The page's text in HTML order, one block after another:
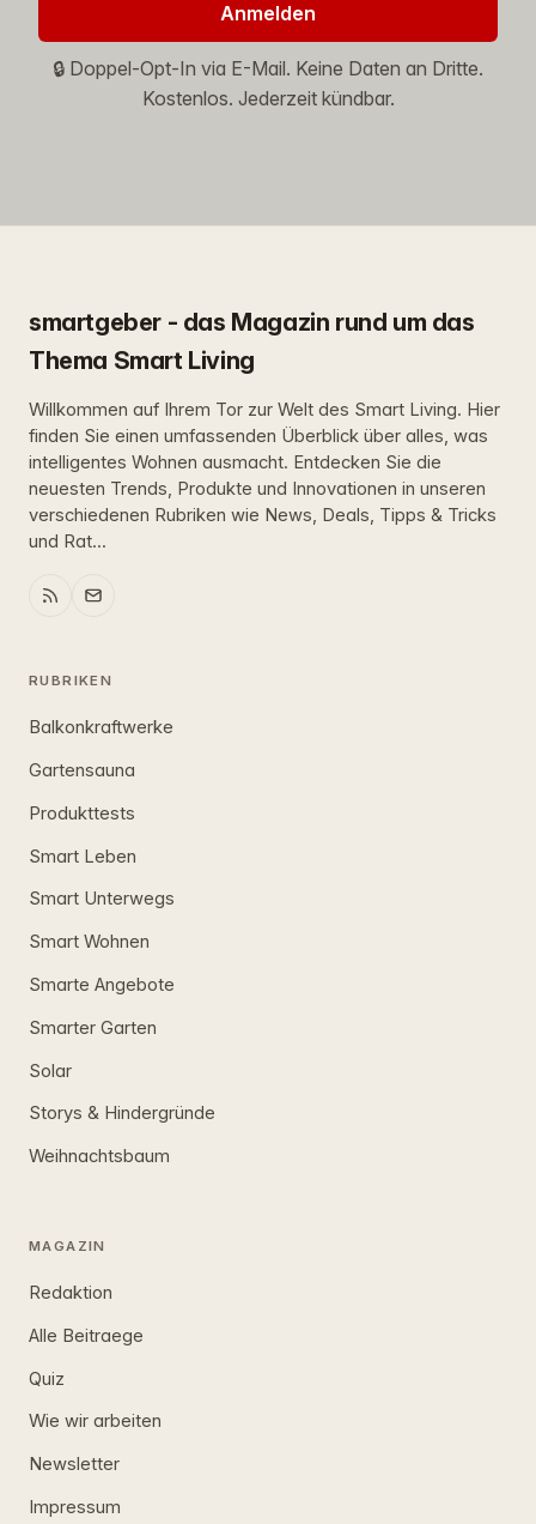
Anmelden
🔒 Doppel-Opt-In via E-Mail. Keine Daten an Dritte.
Kostenlos. Jederzeit kündbar.
smartgeber - das Magazin rund um das
Thema Smart Living
Willkommen auf Ihrem Tor zur Welt des Smart Living. Hier
finden Sie einen umfassenden Überblick über alles, was
intelligentes Wohnen ausmacht. Entdecken Sie die
neuesten Trends, Produkte und Innovationen in unseren
verschiedenen Rubriken wie News, Deals, Tipps & Tricks
und Rat...
RUBRIKEN
Balkonkraftwerke
Gartensauna
Produkttests
Smart Leben
Smart Unterwegs
Smart Wohnen
Smarte Angebote
Smarter Garten
Solar
Storys & Hindergründe
Weihnachtsbaum
MAGAZIN
Redaktion
Alle Beitraege
Quiz
Wie wir arbeiten
Newsletter
Impressum